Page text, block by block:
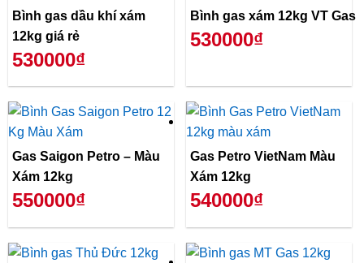
Bình gas dầu khí xám
12kg giá rẻ
530000₫
Bình gas xám 12kg VT Gas
530000₫
Gas Saigon Petro – Màu
Xám 12kg
550000₫
Gas Petro VietNam Màu
Xám 12kg
540000₫